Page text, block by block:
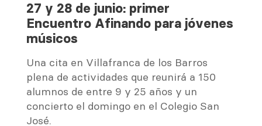
27 y 28 de junio: primer
Encuentro Afinando para jóvenes
músicos
Una cita en Villafranca de los Barros
plena de actividades que reunirá a 150
alumnos de entre 9 y 25 años y un
concierto el domingo en el Colegio San
José.